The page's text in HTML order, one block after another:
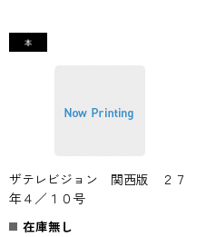
ザテレビジョン 関西版 ２７
年４／１０号
在庫無し